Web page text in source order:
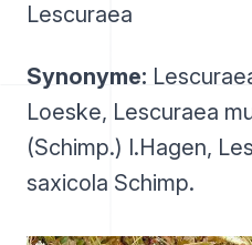
Lescuraea
Synonyme:
Loeske, Lescuraea
(Schimp.) I.Hagen,
saxicola Schimp.